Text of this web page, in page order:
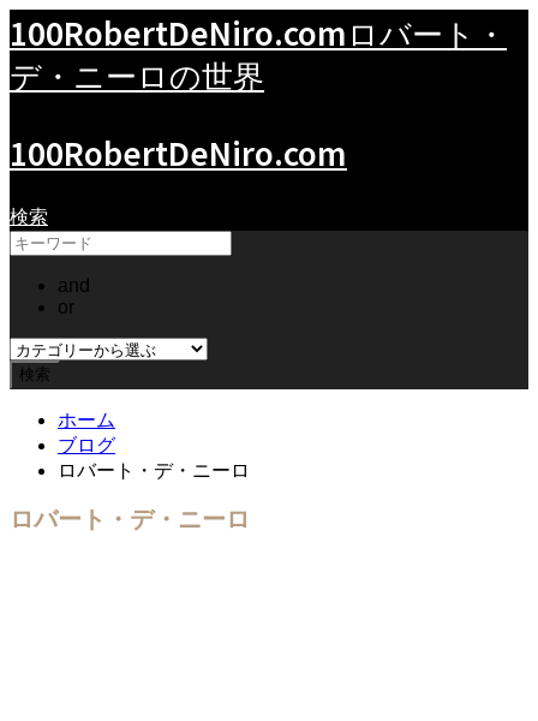
100RobertDeNiro.com ロバート・
デ・ニーロの世界
100RobertDeNiro.com
検索
and
or
ホーム
ブログ
ロバート・デ・ニーロ
ロバート・デ・ニーロ